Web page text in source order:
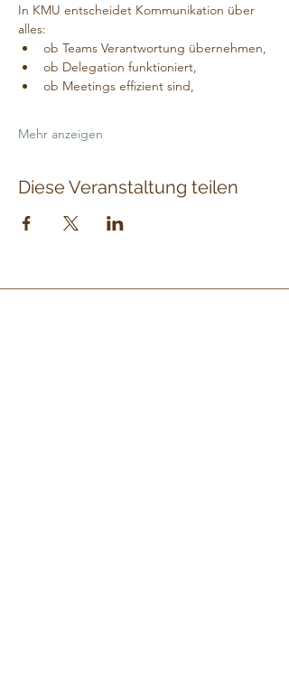
In KMU entscheidet Kommunikation über
alles:
ob Teams Verantwortung übernehmen,
ob Delegation funktioniert,
ob Meetings effizient sind,
Mehr anzeigen
Diese Veranstaltung teilen